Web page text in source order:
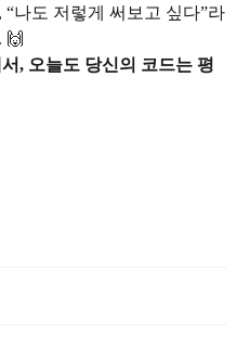
나도 저렇게 써보고 싶다”라
🙌
, 오늘도 당신의 코드는 평